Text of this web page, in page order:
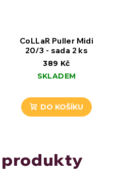
CoLLaR Puller Midi
20/3 - sada 2 ks
389 Kč
SKLADEM
DO KOŠÍKU
produkty